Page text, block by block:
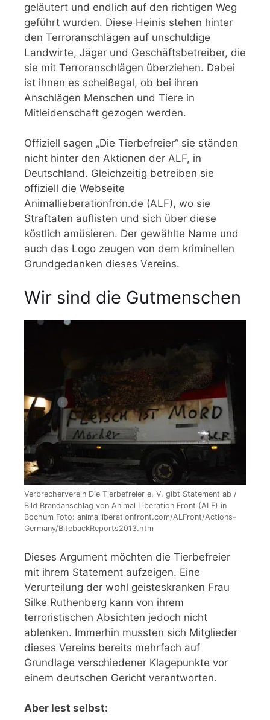
geläutert und endlich auf den richtigen Weg
geführt wurden. Diese Heinis stehen hinter
den Terroranschlägen auf unschuldige
Landwirte, Jäger und Geschäftsbetreiber, die
sie mit Terroranschlägen überziehen. Dabei
ist ihnen es scheißegal, ob bei ihren
Anschlägen Menschen und Tiere in
Mitleidenschaft gezogen werden.
Offiziell sagen „Die Tierbefreier“ sie ständen
nicht hinter den Aktionen der ALF, in
Deutschland. Gleichzeitig betreiben sie
offiziell die Webseite
Animallieberationfron.de (ALF), wo sie
Straftaten auflisten und sich über diese
köstlich amüsieren. Der gewählte Name und
auch das Logo zeugen von dem kriminellen
Grundgedanken dieses Vereins.
Wir sind die Gutmenschen
Verbrecherverein Die Tierbefreier e. V. gibt Statement ab /
Bild Brandanschlag von Animal Liberation Front (ALF) in
Bochum Foto: animalliberationfront.com/ALFront/Actions-
Germany/BitebackReports2013.htm
Dieses Argument möchten die Tierbefreier
mit ihrem Statement aufzeigen. Eine
Verurteilung der wohl geisteskranken Frau
Silke Ruthenberg kann von ihrem
terroristischen Absichten jedoch nicht
ablenken. Immerhin mussten sich Mitglieder
dieses Vereins bereits mehrfach auf
Grundlage verschiedener Klagepunkte vor
einem deutschen Gericht verantworten.
Aber lest selbst: